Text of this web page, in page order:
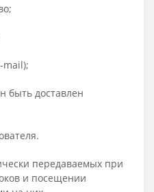
mail);
быть доставлен
передаваемых при
и посещении